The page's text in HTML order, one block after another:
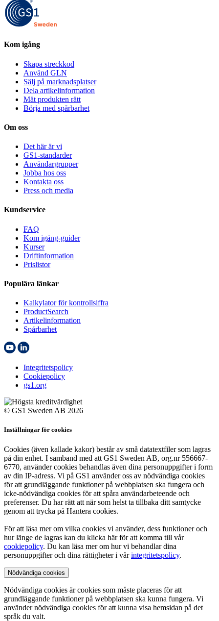
Kom igång
Skapa streckkod
Använd GLN
Sälj på marknadsplatser
Dela artikelinformation
Mät produkten rätt
Börja med spårbarhet
Om oss
Det här är vi
GS1-standarder
Användargrupper
Jobba hos oss
Kontakta oss
Press och media
Kundservice
FAQ
Kom igång-guider
Kurser
Driftinformation
Prislistor
Populära länkar
Kalkylator för kontrollsiffra
ProductSearch
Artikelinformation
Spårbarhet
Integritetspolicy
Cookiepolicy
gs1.org
© GS1 Sweden AB 2026
Inställningar för cookies
Cookies (även kallade kakor) består av små datatextfiler som lagras
på din enhet. I samband med att GS1 Sweden AB, org.nr 556667-
6770, använder cookies behandlas även dina personuppgifter i form
av din IP-adress. Vi på GS1 använder oss av nödvändiga cookies
för att grundläggande funktioner på webbplatsen ska fungera och
icke-nödvändiga cookies för att spåra användarbeteende och
preferenser. Du har rätt att när som helst ta tillbaka ditt samtycke
genom att trycka på Hantera cookies.
För att läsa mer om vilka cookies vi använder, dess funktioner och
hur länge de lagras kan du klicka här för att komma till vår
cookiepolicy. Du kan läsa mer om hur vi behandlar dina
personuppgifter och dina rättigheter i vårintegritetspolicy.
Nödvändiga cookies
Nödvändiga cookies är cookies som måste placeras för att
grundläggande funktioner på webbplatsen ska kunna fungera. Vi
använder nödvändiga cookies för att kunna visa hemsidan på det
språk du valt.